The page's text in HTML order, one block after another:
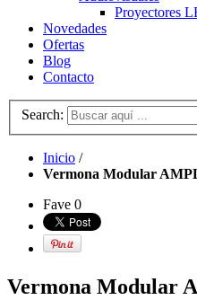
Proyectores
Novedades
Ofertas
Blog
Contacto
Search:
Inicio /
Vermona Modular
Fave 0
Vermona Modular